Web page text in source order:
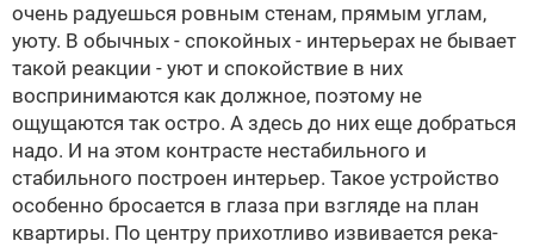
очень радуешься ровным стенам, прямым углам,
уюту. В обычных - спокойных - интерьерах не бывает
такой реакции - уют и спокойствие в них
воспринимаются как должное, поэтому не
ощущаются так остро. А здесь до них еще добраться
надо. И на этом контрасте нестабильного и
стабильного построен интерьер. Такое устройство
особенно бросается в глаза при взгляде на план
квартиры. По центру прихотливо извивается река-